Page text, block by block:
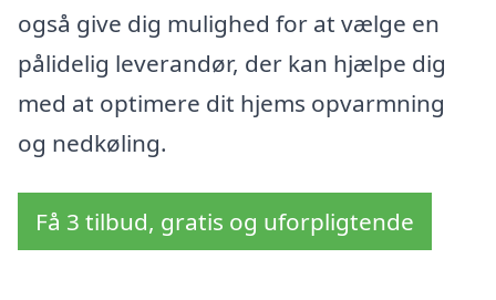
også give dig mulighed for at vælge en
pålidelig leverandør, der kan hjælpe dig
med at optimere dit hjems opvarmning
og nedkøling.
Få 3 tilbud, gratis og uforpligtende